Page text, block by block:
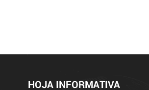
HOJA INFORMATIVA